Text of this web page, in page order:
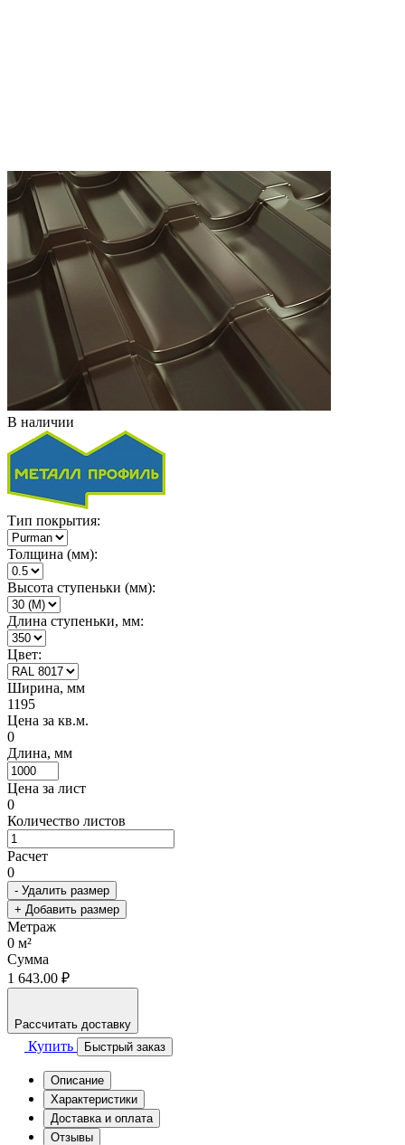
В наличии
Тип покрытия:
Толщина (мм):
Высота ступеньки (мм):
Длина ступеньки, мм:
Цвет:
Ширина, мм
1195
Цена за кв.м.
0
Длина, мм
Цена за лист
0
Количество листов
Расчет
0
- Удалить размер
+ Добавить размер
Метраж
0 м²
Сумма
1 643.00 ₽
Рассчитать доставку
Купить Быстрый заказ
Описание
Характеристики
Доставка и оплата
Отзывы